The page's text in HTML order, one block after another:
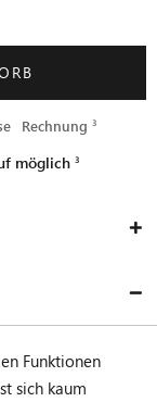
Rechnung
möglich
Funktionen
sich kaum